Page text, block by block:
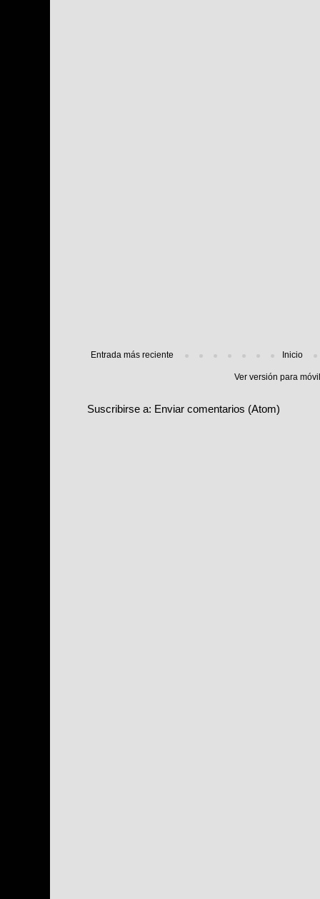
Entrada más reciente Inicio
Ver versión para
Suscribirse a: Enviar comentarios (Atom)